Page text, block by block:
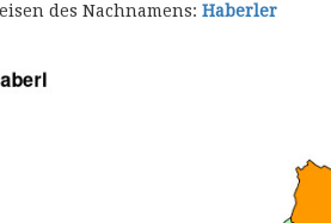
des Nachnamens: Haberler